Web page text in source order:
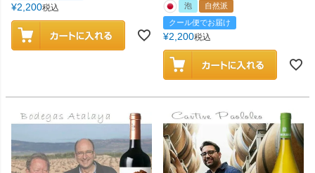
¥2,200税込 泡
自然派
クール便でお届け
¥2,200税込